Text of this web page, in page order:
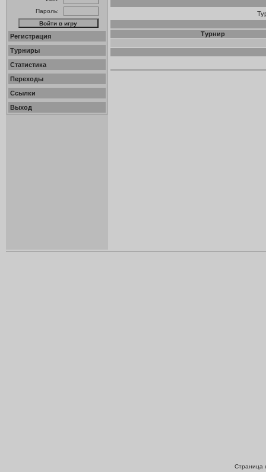
Пароль:
Регистрация
Турниры
Статистика
Переходы
Ссылки
Выход
Турнир
Страница